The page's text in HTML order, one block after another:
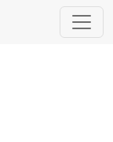
e denúncia para